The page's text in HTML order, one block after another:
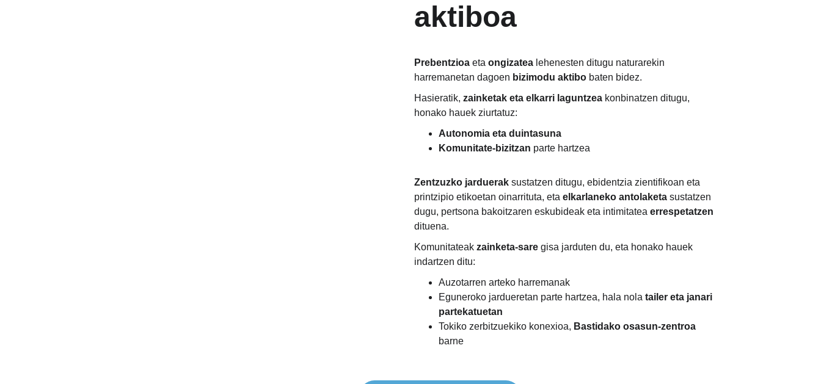
aktiboa
Prebentzioa eta ongizatea lehenesten ditugu naturarekin
harremanetan dagoen bizimodu aktibo baten bidez.
Hasieratik, zainketak eta elkarri laguntzea konbinatzen ditugu,
honako hauek ziurtatuz:
Autonomia eta duintasuna
Komunitate-bizitzan parte hartzea
Zentzuzko jarduerak sustatzen ditugu, ebidentzia zientifikoan eta
printzipio etikoetan oinarrituta, eta elkarlaneko antolaketa sustatzen
dugu, pertsona bakoitzaren eskubideak eta intimitatea errespetatzen
dituena.
Komunitateak zainketa-sare gisa jarduten du, eta honako hauek
indartzen ditu:
Auzotarren arteko harremanak
Eguneroko jardueretan parte hartzea, hala nola tailer eta janari
partekatuetan
Tokiko zerbitzuekiko konexioa, Bastidako osasun-zentroa
barne